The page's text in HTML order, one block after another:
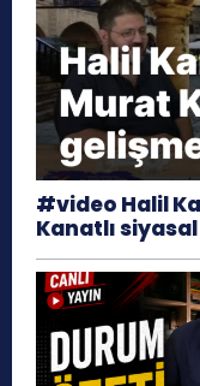
#video Halil
Kanatlı